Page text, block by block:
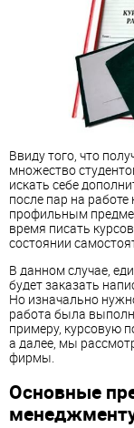
Ввиду того, что
множество
искать себе
после пар на работе
профильным
время писать
состоянии
В данном случае,
будет заказать
Но изначально
работа была
примеру, курсовую
а далее, мы
фирмы.
Основные